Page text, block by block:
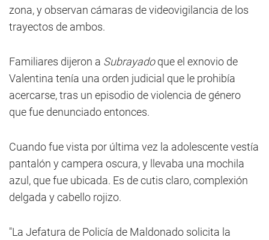
zona, y observan cámaras de videovigilancia de los
trayectos de ambos.
Familiares dijeron a Subrayadoque el exnovio de
Valentina tenía una orden judicial que le prohibía
acercarse, tras un episodio de violencia de género
que fue denunciado entonces.
Cuando fue vista por última vez la adolescente vestía
pantalón y campera oscura, y llevaba una mochila
azul, que fue ubicada. Es de cutis claro, complexión
delgada y cabello rojizo.
"La Jefatura de Policía de Maldonado solicita la